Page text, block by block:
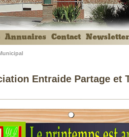
Annuaires Contact Newsletter
Entraide Partage et